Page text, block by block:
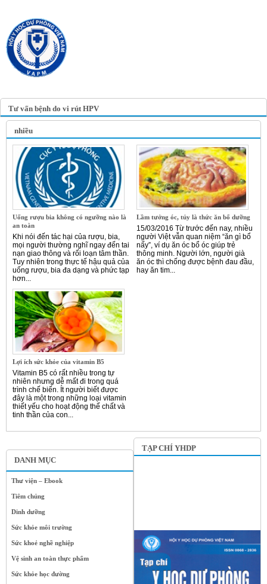
Tư vấn bệnh do vi rút HPV
DANH MỤC
Thư viện – Ebook
Tiêm chủng
Dinh dưỡng
Sức khỏe môi trường
Sức khoẻ nghề nghiệp
Vệ sinh an toàn thực phẩm
Sức khỏe học đường
nhiều
Uống rượu bia không có ngưỡng nào là
an toàn
Khi nói đến tác hại của rượu, bia,
mọi người thường nghĩ ngay đến tai
nạn giao thông và rối loạn tâm thần.
Tuy nhiên trong thực tế hậu quả của
uống rượu, bia đa dạng và phức tạp
hơn...
Lầm tưởng óc, tủy là thức ăn bổ dưỡng
15/03/2016 Từ trước đến nay, nhiều
người Việt vẫn quan niệm “ăn gì bổ
nấy”, ví dụ ăn óc bổ óc giúp trẻ
thông minh. Người lớn, người già
ăn óc thì chống được bệnh đau đầu,
hay ăn tim...
Lợi ích sức khỏe của vitamin B5
Vitamin B5 có rất nhiều trong tự
nhiên nhưng dễ mất đi trong quá
trình chế biến. Ít người biết được
đây là một trong những loại vitamin
thiết yếu cho hoạt động thể chất và
tinh thần của con...
TẠP CHÍ YHDP